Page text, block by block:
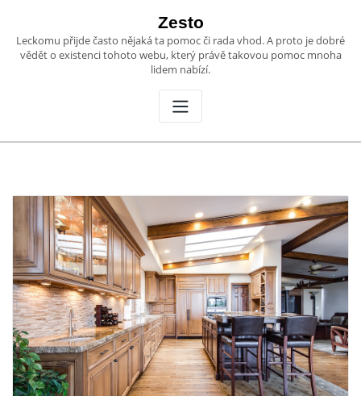
content
Zesto
Leckomu přijde často nějaká ta pomoc či rada vhod. A proto je dobré
vědět o existenci tohoto webu, který právě takovou pomoc mnoha
lidem nabízí.